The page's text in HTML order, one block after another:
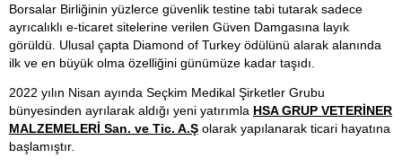
Borsalar Birliğinin yüzlerce güvenlik testine tabi tutarak sadece
ayrıcalıklı e-ticaret sitelerine verilen Güven Damgasına layık
görüldü. Ulusal çapta Diamond of Turkey ödülünü alarak alanında
ilk ve en büyük olma özelliğini günümüze kadar taşıdı.
2022 yılın Nisan ayında Seçkim Medikal Şirketler Grubu
bünyesinden ayrılarak aldığı yeni yatırımla HSA GRUP VETERİNER
MALZEMELERİ San. ve Tic. A.Ş olarak yapılanarak ticari hayatına
başlamıştır.